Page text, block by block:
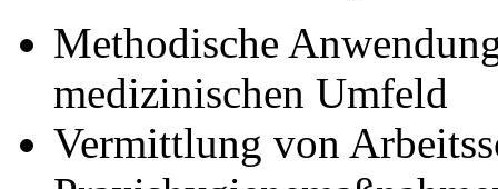
Methodische
medizinischen Umfeld
Vermittlung von